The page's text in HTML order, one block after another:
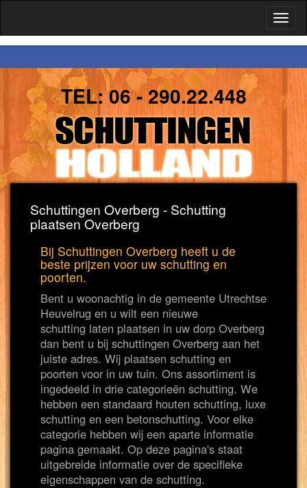
TEL:06 - 290.22.448
Schuttingen Overberg - Schutting
plaatsen Overberg
Bij Schuttingen Overberg heeft u de
beste prijzen voor uw schutting en
poorten.
Bent u woonachtig in de gemeente Utrechtse
Heuvelrug en u wilt een nieuwe
schutting laten plaatsen in uw dorp Overberg
dan bent u bij schuttingen Overberg aan het
juiste adres. Wij plaatsen schutting en
poorten voor in uw tuin. Ons assortiment is
ingedeeld in drie categorieën schutting. We
hebben een standaard houten schutting, luxe
schutting en een betonschutting. Voor elke
categorie hebben wij een aparte informatie
pagina gemaakt. Op deze pagina's staat
uitgebreide informatie over de specifieke
eigenschappen van de schutting.